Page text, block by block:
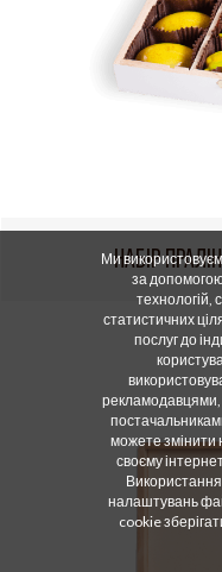
НАБІР
Ми
за
технологій,
статистичних
послуг до
рекламодавцями,
можете змінити
своєму
налаштувань
cookie